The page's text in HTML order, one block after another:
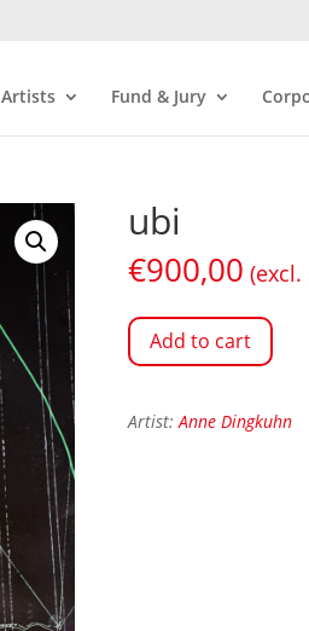
Artists Fund & Jury
ubi
€900,00
Add to cart
Artist: Anne Dingkuhn